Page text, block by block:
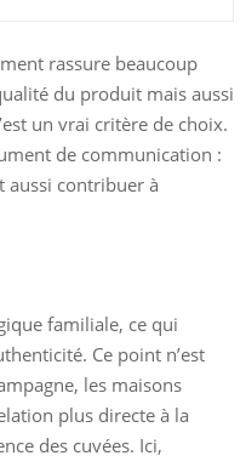
rassure beaucoup
du produit mais aussi
un vrai critère de choix.
de communication :
aussi contribuer à
familiale, ce qui
Ce point n’est
les maisons
plus directe à la
des cuvées. Ici,